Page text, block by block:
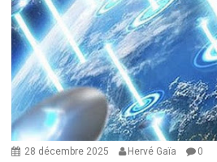
28 décembre 2025 Hervé Gaïa 0